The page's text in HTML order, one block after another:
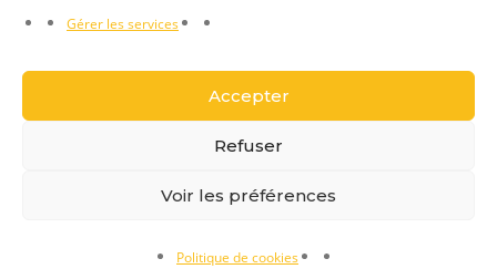
Gérer les services
Accepter
Refuser
Voir les préférences
Politique de cookies
interdite.